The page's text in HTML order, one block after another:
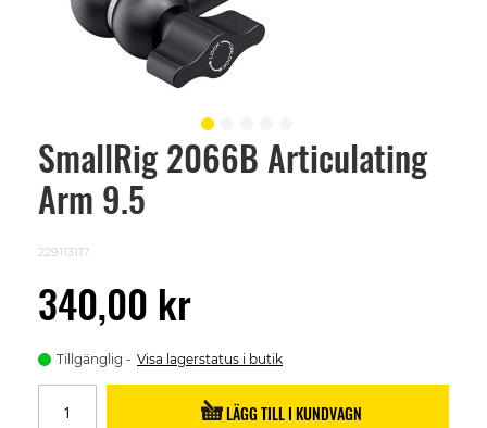
SmallRig 2066B Articulating
Arm 9.5
229113117
340,00 kr
Tillgänglig Visa lagerstatus i butik
LÄGG TILL I KUNDVAGN
Skip
beginning
images